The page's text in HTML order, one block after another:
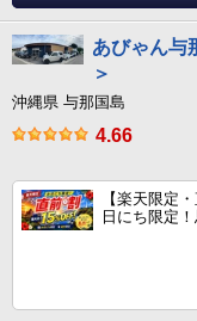
あびゃん与
＞
沖縄県 与那国島
4.66
【楽天限定
日にち限定